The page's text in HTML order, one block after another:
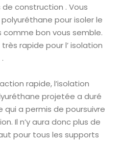
construction . Vous
pour isoler le
comme bon vous semble.
rapide pour l’ isolation
rapide, l’isolation
projetée a duré
qui a permis de poursuivre
Il n’y aura donc plus de
pour tous les supports